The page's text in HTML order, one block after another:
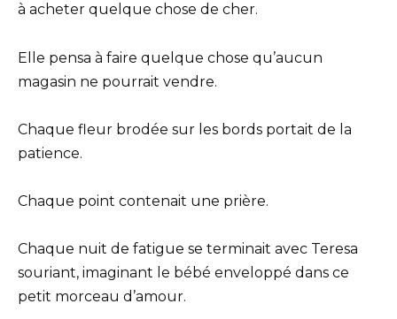
à acheter quelque chose de cher.
Elle pensa à faire quelque chose qu’aucun
magasin ne pourrait vendre.
Chaque fleur brodée sur les bords portait de la
patience.
Chaque point contenait une prière.
Chaque nuit de fatigue se terminait avec Teresa
souriant, imaginant le bébé enveloppé dans ce
petit morceau d’amour.